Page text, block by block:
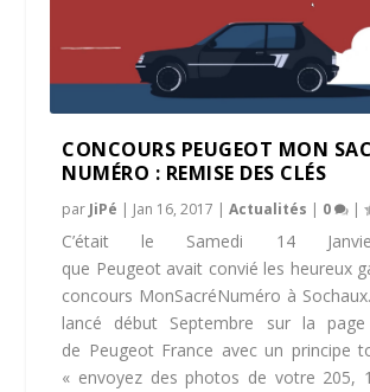
CONCOURS PEUGEOT MON
NUMÉRO : REMISE DES CLÉS
par JiPé | Jan 16, 2017 |Actualités | 0 |
C’était le Samedi 14
que Peugeot avait convié les heureux
concours MonSacréNuméro à
lancé début Septembre sur la page
de Peugeot France avec un principe
« envoyez des photos de votre 205,